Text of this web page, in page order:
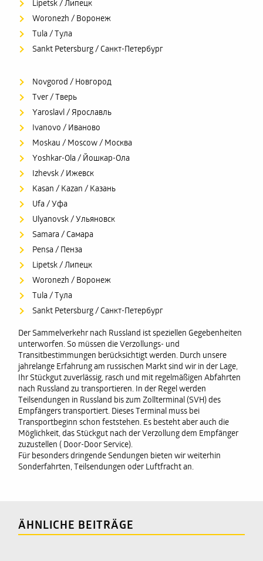
Lipetsk / Липецк
Woronezh / Воронеж
Tula / Тула
Sankt Petersburg / Санкт-Петербург
Novgorod / Новгород
Tver / Тверь
Yaroslavl / Ярославль
Ivanovo / Иваново
Moskau / Moscow / Москва
Yoshkar-Ola / Йошкар-Ола
Izhevsk / Ижевск
Kasan / Kazan / Казань
Ufa / Уфа
Ulyanovsk / Ульяновск
Samara / Самара
Pensa / Пенза
Lipetsk / Липецк
Woronezh / Воронеж
Tula / Тула
Sankt Petersburg / Санкт-Петербург
Der Sammelverkehr nach Russland ist speziellen Gegebenheiten
unterworfen. So müssen die Verzollungs- und
Transitbestimmungen berücksichtigt werden. Durch unsere
jahrelange Erfahrung am russischen Markt sind wir in der Lage,
Ihr Stückgut zuverlässig, rasch und mit regelmäßigen Abfahrten
nach Russland zu transportieren. In der Regel werden
Teilsendungen in Russland bis zum Zollterminal (SVH) des
Empfängers transportiert. Dieses Terminal muss bei
Transportbeginn schon feststehen. Es besteht aber auch die
Möglichkeit, das Stückgut nach der Verzollung dem Empfänger
zuzustellen ( Door-Door Service).
Für besonders dringende Sendungen bieten wir weiterhin
Sonderfahrten, Teilsendungen oder Luftfracht an.
ÄHNLICHE BEITRÄGE